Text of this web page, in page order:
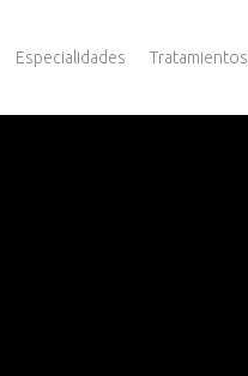
Especialidades Tratamientos